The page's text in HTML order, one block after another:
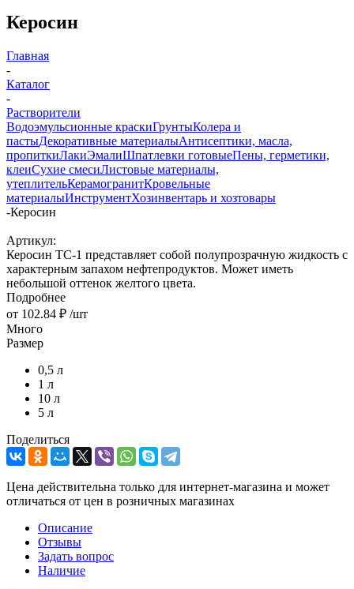
Керосин
Главная
-
Каталог
-
Растворители
Водоэмульсионные краскиГрунтыКолера и
пастыДекоративные материалыАнтисептики, масла,
пропиткиЛакиЭмалиШпатлевки готовыеПены, герметики,
клеиСухие смесиЛистовые материалы,
утеплительКерамогранитКровельные
материалыИнструментХозинвентарь и хозтовары
-Керосин
Артикул:
Керосин ТС-1 представляет собой полупрозрачную жидкость с
характерным запахом нефтепродуктов. Может иметь
небольшой оттенок желтого цвета.
Подробнее
от 102.84 ₽ /шт
Много
Размер
0,5 л
1 л
10 л
5 л
Поделиться
Цена действительна только для интернет-магазина и может
отличаться от цен в розничных магазинах
Описание
Отзывы
Задать вопрос
Наличие